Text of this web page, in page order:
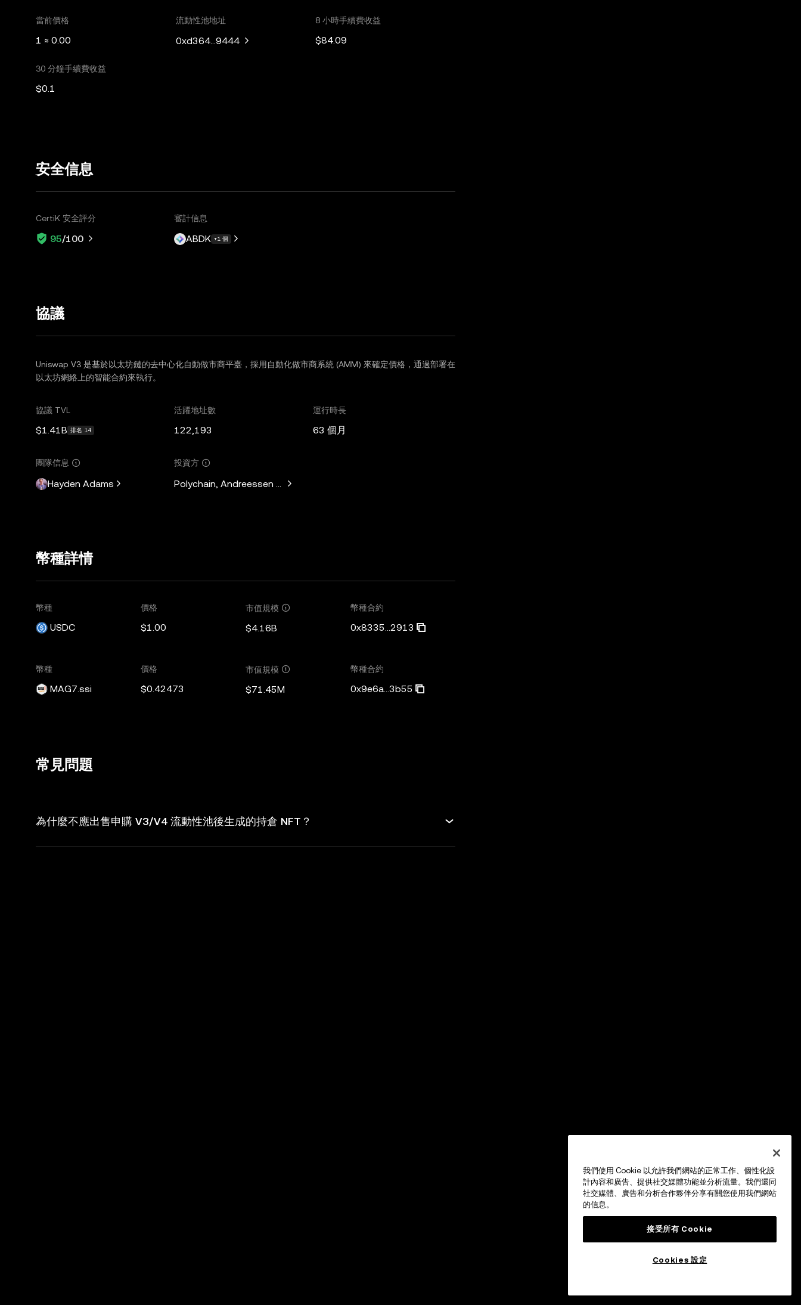
當前價格
1 ≈ 0.00
流動性池地址
0xd364...9444
8 小時手續費收益
$84.09
30 分鐘手續費收益
$0.1
安全信息
CertiK 安全評分
95/100
審計信息
ABDK +1 個
協議
Uniswap V3 是基於以太坊鏈的去中心化自動做市商平臺，採用自動化做市商系統 (AMM) 來確定價格，通過部署在
以太坊網絡上的智能合約來執行。
協議 TVL
$1.41B 排名 14
活躍地址數
122,193
運行時長
63 個月
團隊信息
Hayden Adams
投資方
Polychain, Andreessen Horowitz, Paradigm, Variant Fund, SV Angel
幣種詳情
幣種
USDC
價格
$1.00
市值規模
$4.16B
幣種合約
0x8335...2913
幣種
MAG7.ssi
價格
$0.42473
市值規模
$71.45M
幣種合約
0x9e6a...3b55
常見問題
為什麼不應出售申購 V3/V4 流動性池後生成的持倉 NFT？
我們使用 Cookie 以允許我們網站的正常工作、個性化設
計內容和廣告、提供社交媒體功能並分析流量。我們還同
社交媒體、廣告和分析合作夥伴分享有關您使用我們網站
的信息。
接受所有 Cookie
Cookies 設定